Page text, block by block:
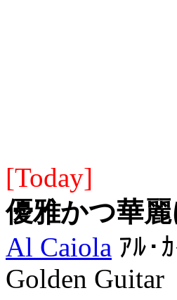
[Today]
優雅かつ華麗
Al Caiola ｱﾙ･
Golden Guitar